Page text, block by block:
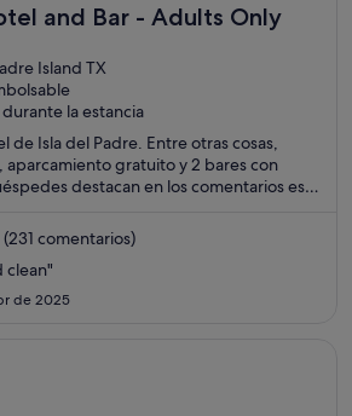
and Bar - Adults Only
Island TX
la estancia
de Isla del Padre. Entre otras cosas,
gratuito y 2 bares con
destacan en los comentarios es la
son Playa de South Padre Island y
comentarios)
clean"
de 2025